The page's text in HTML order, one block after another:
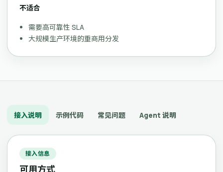
不适合
需要高可靠性 SLA
大规模生产环境的重商用分发
接入说明 示例代码 常见问题 Agent 说明
接入信息
可用方式